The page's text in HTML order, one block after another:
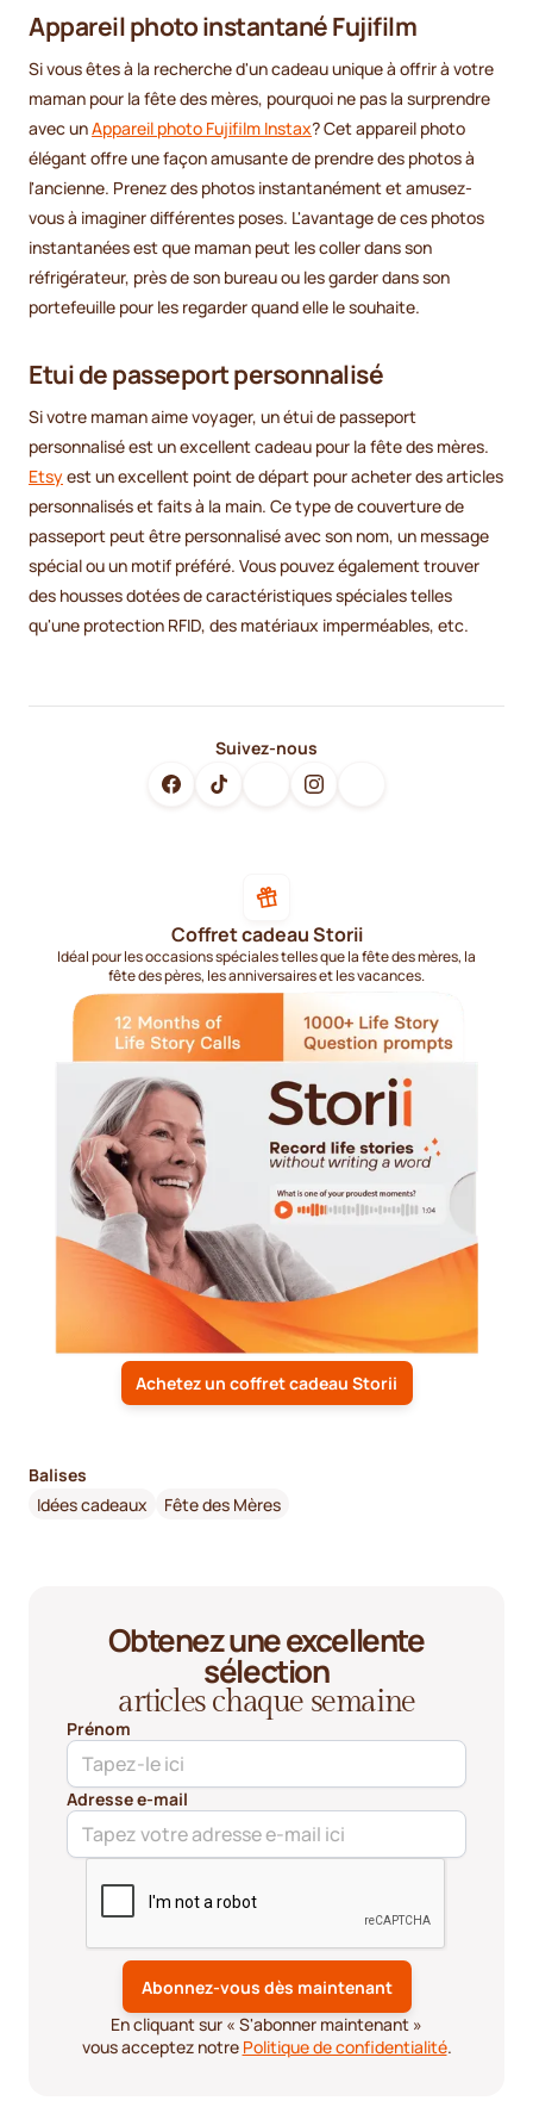
Appareil photo instantané Fujifilm
Si vous êtes à la recherche d'un cadeau unique à offrir à votre
maman pour la fête des mères, pourquoi ne pas la surprendre
avec unAppareil photo Fujifilm Instax? Cet appareil photo
élégant offre une façon amusante de prendre des photos à
l'ancienne. Prenez des photos instantanément et amusez-
vous à imaginer différentes poses. L'avantage de ces photos
instantanées est que maman peut les coller dans son
réfrigérateur, près de son bureau ou les garder dans son
portefeuille pour les regarder quand elle le souhaite.
Etui de passeport personnalisé
Si votre maman aime voyager, un étui de passeport
personnalisé est un excellent cadeau pour la fête des mères.
Etsyest un excellent point de départ pour acheter des articles
personnalisés et faits à la main. Ce type de couverture de
passeport peut être personnalisé avec son nom, un message
spécial ou un motif préféré. Vous pouvez également trouver
des housses dotées de caractéristiques spéciales telles
qu'une protection RFID, des matériaux imperméables, etc.
Suivez-nous
Coffret cadeau Storii
Idéal pour les occasions spéciales telles que la fête des mères, la
fête des pères, les anniversaires et les vacances.
Achetez un coffret cadeau Storii
Balises
Idées cadeaux
Fête des Mères
Obtenez une excellente
sélection
articles chaque semaine
Prénom
Adresse e-mail
En cliquant sur « S'abonner maintenant »
vous acceptez notre Politique de confidentialité.